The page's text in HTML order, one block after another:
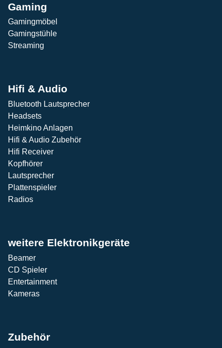
Gaming
Gamingmöbel
Gamingstühle
Streaming
Hifi & Audio
Bluetooth Lautsprecher
Headsets
Heimkino Anlagen
Hifi & Audio Zubehör
Hifi Receiver
Kopfhörer
Lautsprecher
Plattenspieler
Radios
weitere Elektronikgeräte
Beamer
CD Spieler
Entertainment
Kameras
Zubehör